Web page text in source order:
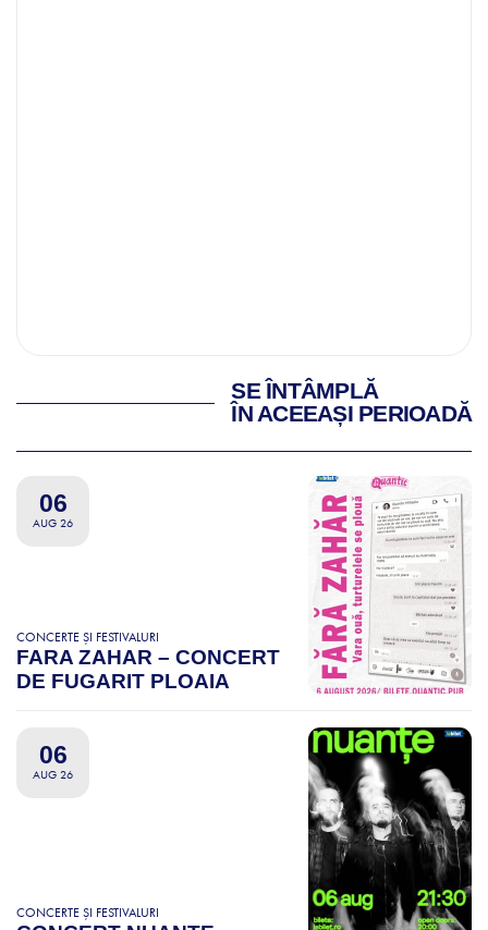
SE ÎNTÂMPLĂ
ÎN ACEEAȘI PERIOADĂ
06
AUG 26
CONCERTE ȘI FESTIVALURI
FARA ZAHAR – CONCERT
DE FUGARIT PLOAIA
06
AUG 26
CONCERTE ȘI FESTIVALURI